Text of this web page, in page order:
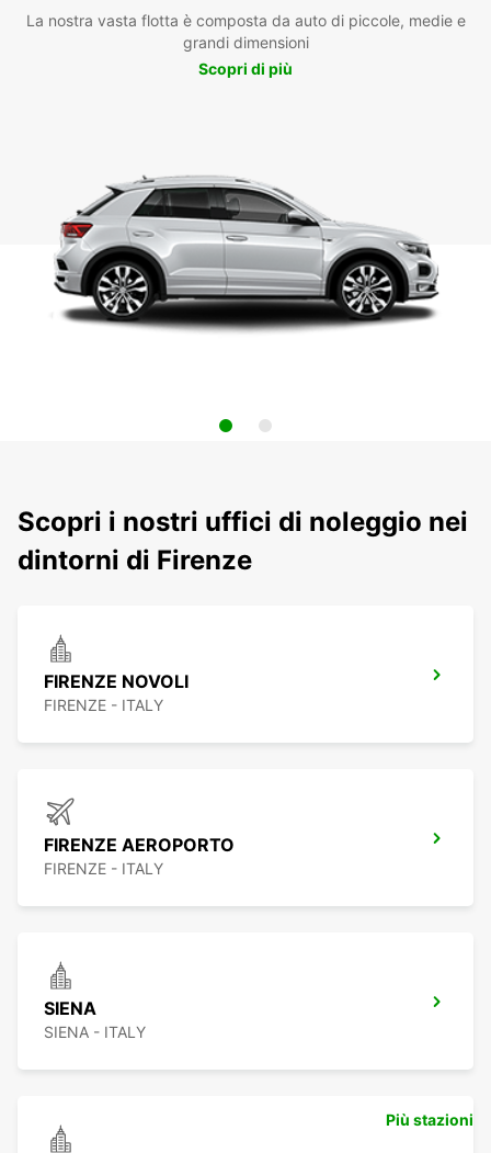
La nostra vasta flotta è composta da auto di piccole, medie e
grandi dimensioni
Scopri di più
Scopri i nostri uffici di noleggio nei
dintorni di Firenze
FIRENZE NOVOLI
FIRENZE - ITALY
FIRENZE AEROPORTO
FIRENZE - ITALY
SIENA
SIENA - ITALY
Più stazioni